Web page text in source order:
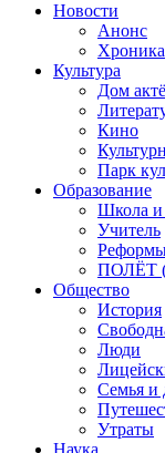
Новости
Анонс
Хроника
Культура
Дом
Кино
Парк
Образование
Школа и
Учитель
ПОЛЁТ
Общество
История
Люди
Семья и
Утраты